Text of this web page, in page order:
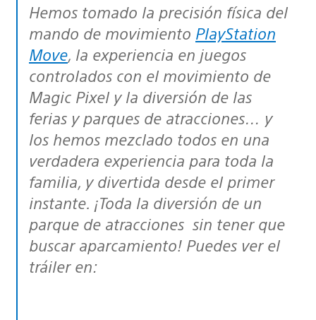
Hemos tomado la precisión física del
mando de movimiento PlayStation
Move, la experiencia en juegos
controlados con el movimiento de
Magic Pixel y la diversión de las
ferias y parques de atracciones… y
los hemos mezclado todos en una
verdadera experiencia para toda la
familia, y divertida desde el primer
instante. ¡Toda la diversión de un
parque de atracciones sin tener que
buscar aparcamiento! Puedes ver el
tráiler en: